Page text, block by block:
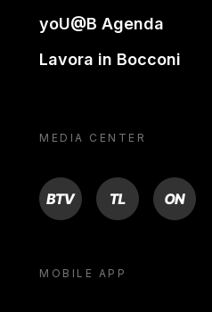
yoU@B Agenda
Lavora in Bocconi
MEDIA CENTER
BTV TL ON
MOBILE APP